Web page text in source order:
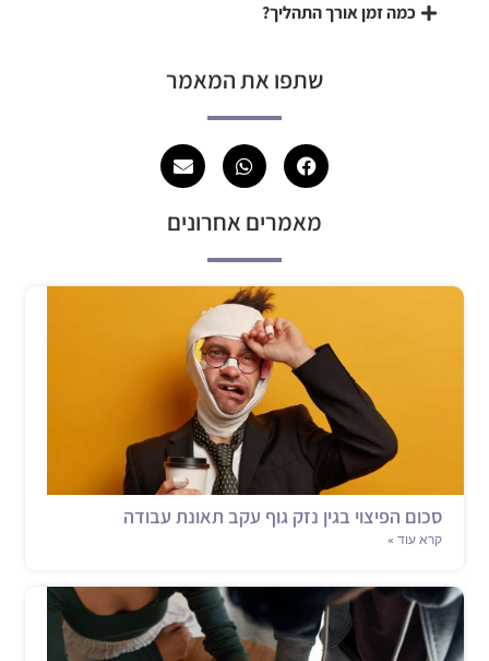
כמה זמן אורך התהליך?
שתפו את המאמר
מאמרים אחרונים
סכום הפיצוי בגין נזק גוף עקב תאונת עבודה
קרא עוד »